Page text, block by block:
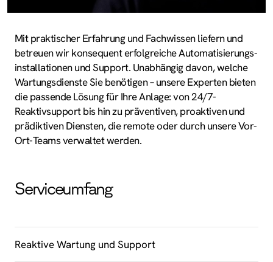
Mit praktischer Erfahrung und Fachwissen liefern und
betreuen wir konsequent erfolgreiche Automatisierungs­
installationen und Support. Unabhängig davon, welche
Wartungsdienste Sie benötigen – unsere Experten bieten
die passende Lösung für Ihre Anlage: von 24/7-
Reaktivsupport bis hin zu präventiven, proaktiven und
prädiktiven Diensten, die remote oder durch unsere Vor-
Ort-Teams verwaltet werden.
Serviceumfang
Reaktive Wartung und Support